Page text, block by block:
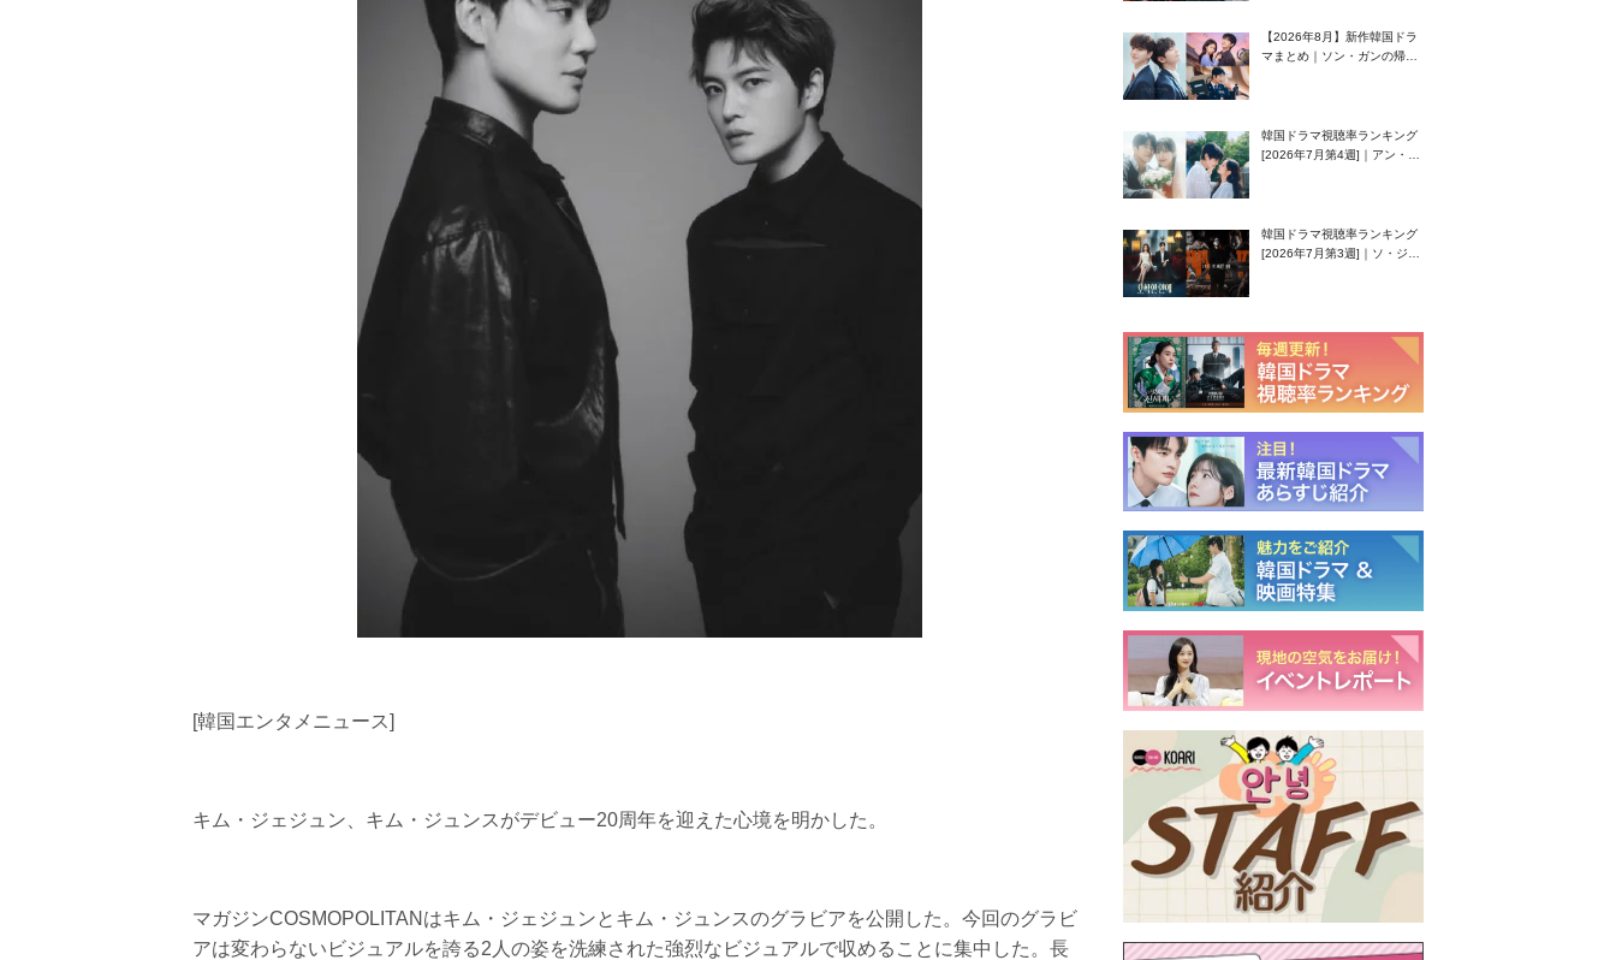
[韓国エンタメニュース]
キム・ジェジュン、キム・ジュンスがデビュー20周年を迎えた心境を明かした。
マガジンCOSMOPOLITANはキム・ジェジュンとキム・ジュンスのグラビアを公開した。今回のグラビ
アは変わらないビジュアルを誇る2人の姿を洗練された強烈なビジュアルで収めることに集中した。長
【2026年8月】新作韓国ドラ
マまとめ｜ソン・ガンの帰
韓国ドラマ視聴率ランキング
[2026年7月第4週]｜アン・ヒ
韓国ドラマ視聴率ランキング
[2026年7月第3週]｜ソ・ジソ